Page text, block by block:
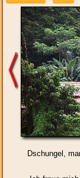
Dschungel,